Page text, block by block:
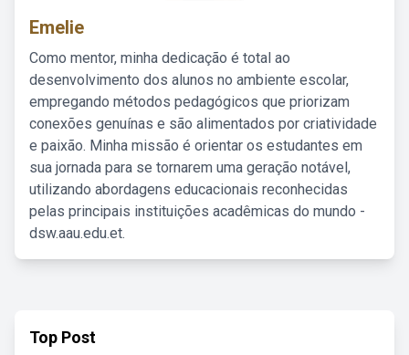
Emelie
Como mentor, minha dedicação é total ao
desenvolvimento dos alunos no ambiente escolar,
empregando métodos pedagógicos que priorizam
conexões genuínas e são alimentados por criatividade
e paixão. Minha missão é orientar os estudantes em
sua jornada para se tornarem uma geração notável,
utilizando abordagens educacionais reconhecidas
pelas principais instituições acadêmicas do mundo -
dsw.aau.edu.et.
Top Post